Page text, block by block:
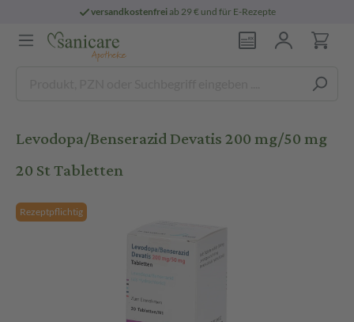
versandkostenfreiab 29 € und für E-Rezepte
Levodopa/Benserazid Devatis 200 mg/50 mg
20 St Tabletten
Rezeptpflichtig